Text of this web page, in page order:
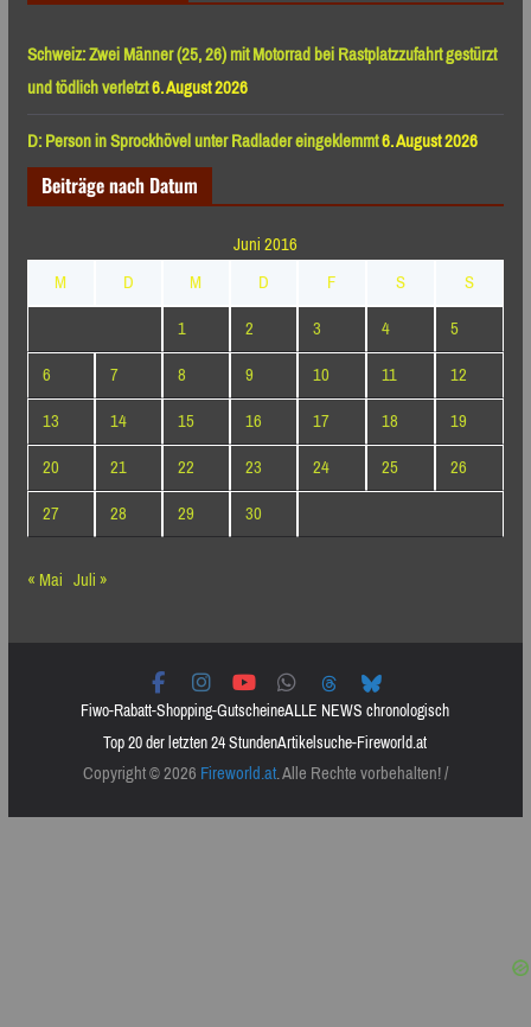
Schweiz: Zwei Männer (25, 26) mit Motorrad bei Rastplatzzufahrt gestürzt
und tödlich verletzt6. August 2026
D: Person in Sprockhövel unter Radlader eingeklemmt6. August 2026
Beiträge nach Datum
Juni 2016
M
D M D F S
S
1
2 3 4
5
6
7 8 9 10 11
12
13
14 15 16 17 18
19
20
21 22 23 24 25
26
27
28 29
30
« Mai Juli »
Fiwo-Rabatt-Shopping-GutscheineALLE NEWS chronologisch
Top 20 der letzten 24 StundenArtikelsuche-Fireworld.at
Copyright © 2026Fireworld.at. Alle Rechte vorbehalten! /